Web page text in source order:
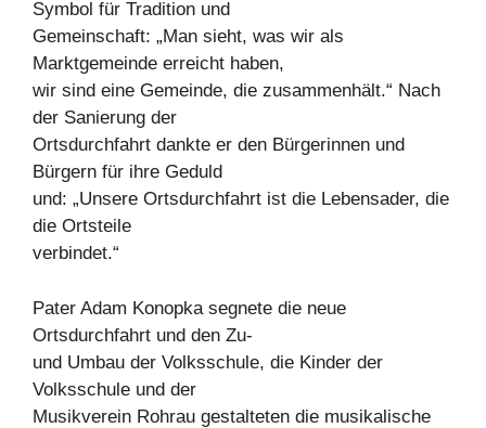
Symbol für Tradition und
Gemeinschaft: „Man sieht, was wir als
Marktgemeinde erreicht haben,
wir sind eine Gemeinde, die zusammenhält.“ Nach
der Sanierung der
Ortsdurchfahrt dankte er den Bürgerinnen und
Bürgern für ihre Geduld
und: „Unsere Ortsdurchfahrt ist die Lebensader, die
die Ortsteile
verbindet.“
Pater Adam Konopka segnete die neue
Ortsdurchfahrt und den Zu-
und Umbau der Volksschule, die Kinder der
Volksschule und der
Musikverein Rohrau gestalteten die musikalische